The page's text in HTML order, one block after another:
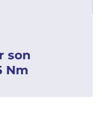
son
Nm